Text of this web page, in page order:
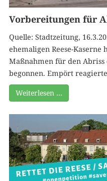
Vorbereitungen für
Quelle: Stadtzeitung,
ehemaligen Reese-
Maßnahmen für den
begonnen. Empört
Weiterlesen …